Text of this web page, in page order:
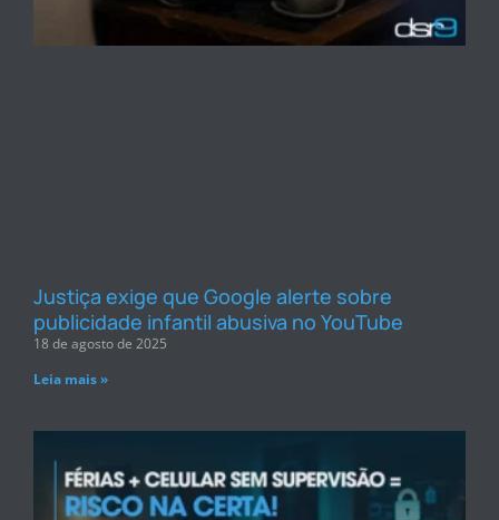
Justiça exige que Google alerte sobre
publicidade infantil abusiva no YouTube
18 de agosto de 2025
Leia mais »